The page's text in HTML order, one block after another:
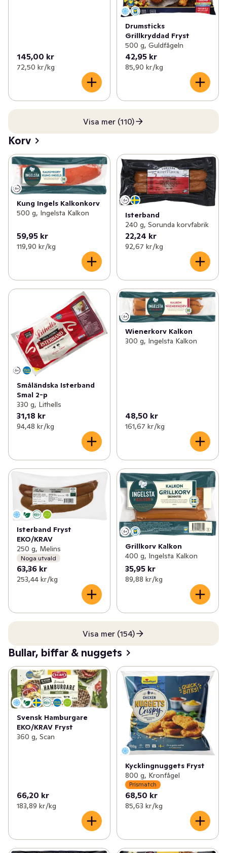
145,00 kr
72,50 kr /kg
Drumsticks
Grillkryddad Fryst
500 g, Guldfågeln
42,95 kr
85,90 kr /kg
Visa mer (110)
Korv
Kung Ingels Kalkonkorv
500 g, Ingelsta Kalkon
59,95 kr
119,90 kr /kg
Isterband
240 g, Sorunda korvfabrik
22,24 kr
92,67 kr /kg
Småländska Isterband
Smal 2-p
330 g, Lithells
31,18 kr
94,48 kr /kg
Wienerkorv Kalkon
300 g, Ingelsta Kalkon
48,50 kr
161,67 kr /kg
Isterband Fryst
EKO/KRAV
250 g, Melins
Noga utvald
63,36 kr
253,44 kr /kg
Grillkorv Kalkon
400 g, Ingelsta Kalkon
35,95 kr
89,88 kr /kg
Visa mer (154)
Bullar, biffar & nuggets
Svensk Hamburgare
EKO/KRAV Fryst
360 g, Scan
66,20 kr
183,89 kr /kg
Kycklingnuggets Fryst
800 g, Kronfågel
Prismatch
68,50 kr
85,63 kr /kg